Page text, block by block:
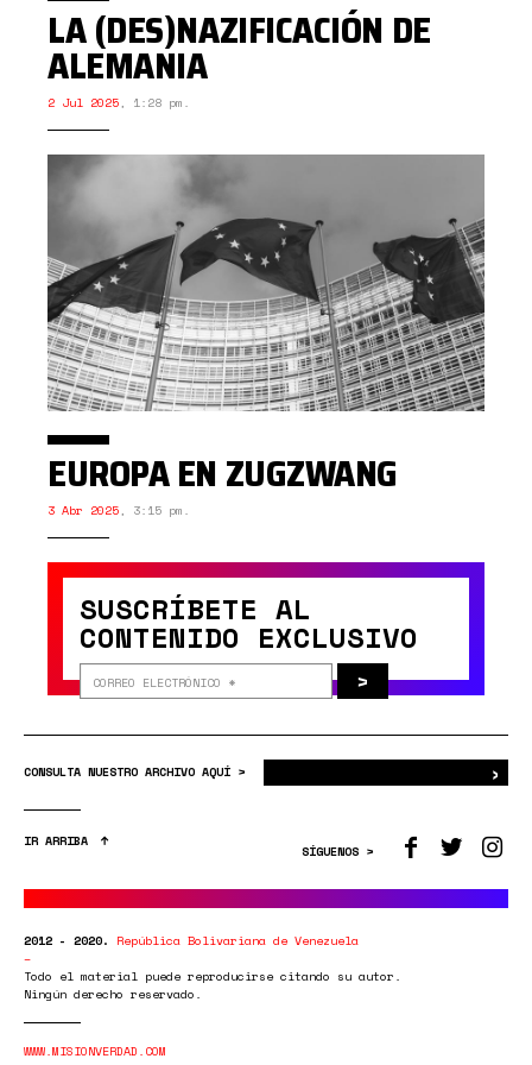
LA (DES)NAZIFICACIÓN DE
ALEMANIA
2 Jul 2025, 1:28 pm.
SUSCRÍBETE AL
CONTENIDO EXCLUSIVO
>
EUROPA EN ZUGZWANG
3 Abr 2025, 3:15 pm.
CONSULTA NUESTRO ARCHIVO AQUÍ > ›
IR ARRIBA
SÍGUENOS >
2012 - 2020. República Bolivariana de Venezuela
Todo el material puede reproducirse citando su autor.
Ningún derecho reservado.
WWW.MISIONVERDAD.COM